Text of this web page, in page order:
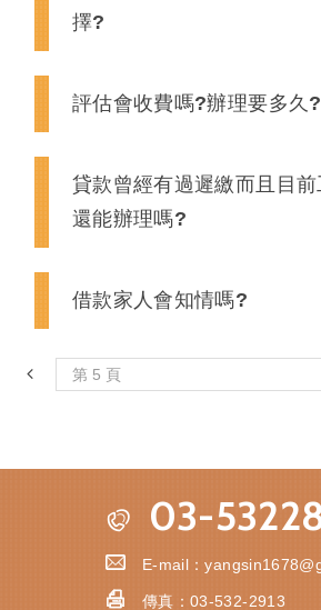
擇?
評估會收費嗎?辦理要多久?
貸款曾經有過遲繳而且目
還能辦理嗎?
借款家人會知情嗎?
03-
E-mail：
傳真：03-532-2913